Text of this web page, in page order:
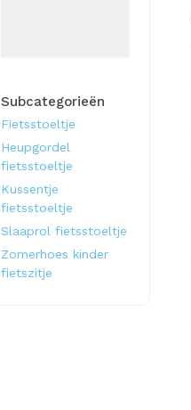
Subcategorieën
Fietsstoeltje
Heupgordel
fietsstoeltje
Kussentje
fietsstoeltje
Slaaprol fietsstoeltje
Zomerhoes kinder
fietszitje